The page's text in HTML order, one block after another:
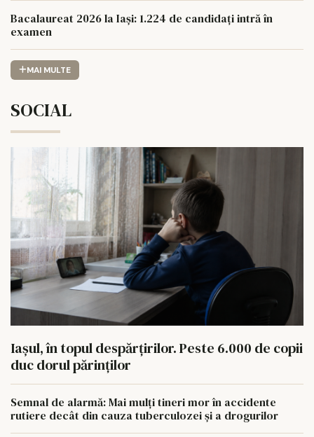
Bacalaureat 2026 la Iași: 1.224 de candidați intră în
examen
MAI MULTE
SOCIAL
Iașul, în topul despărțirilor. Peste 6.000 de copii
duc dorul părinților
Semnal de alarmă: Mai mulți tineri mor în accidente
rutiere decât din cauza tuberculozei și a drogurilor